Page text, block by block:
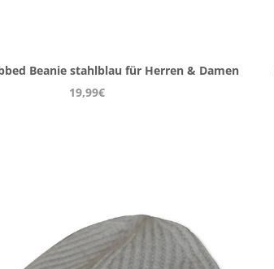
Beanie stahlblau für Herren & Damen
19,99€